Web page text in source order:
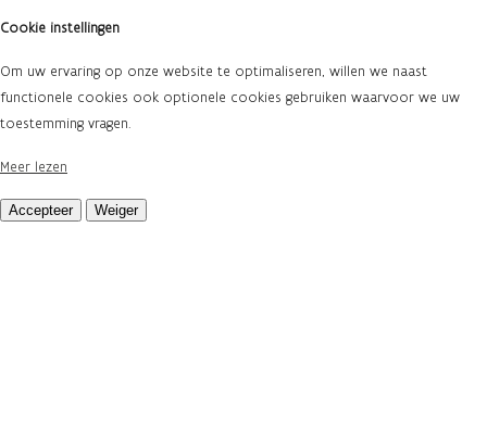
Cookie instellingen
Om uw ervaring op onze website te optimaliseren, willen we naast
functionele cookies ook optionele cookies gebruiken waarvoor we uw
toestemming vragen.
Meer lezen
Accepteer Weiger